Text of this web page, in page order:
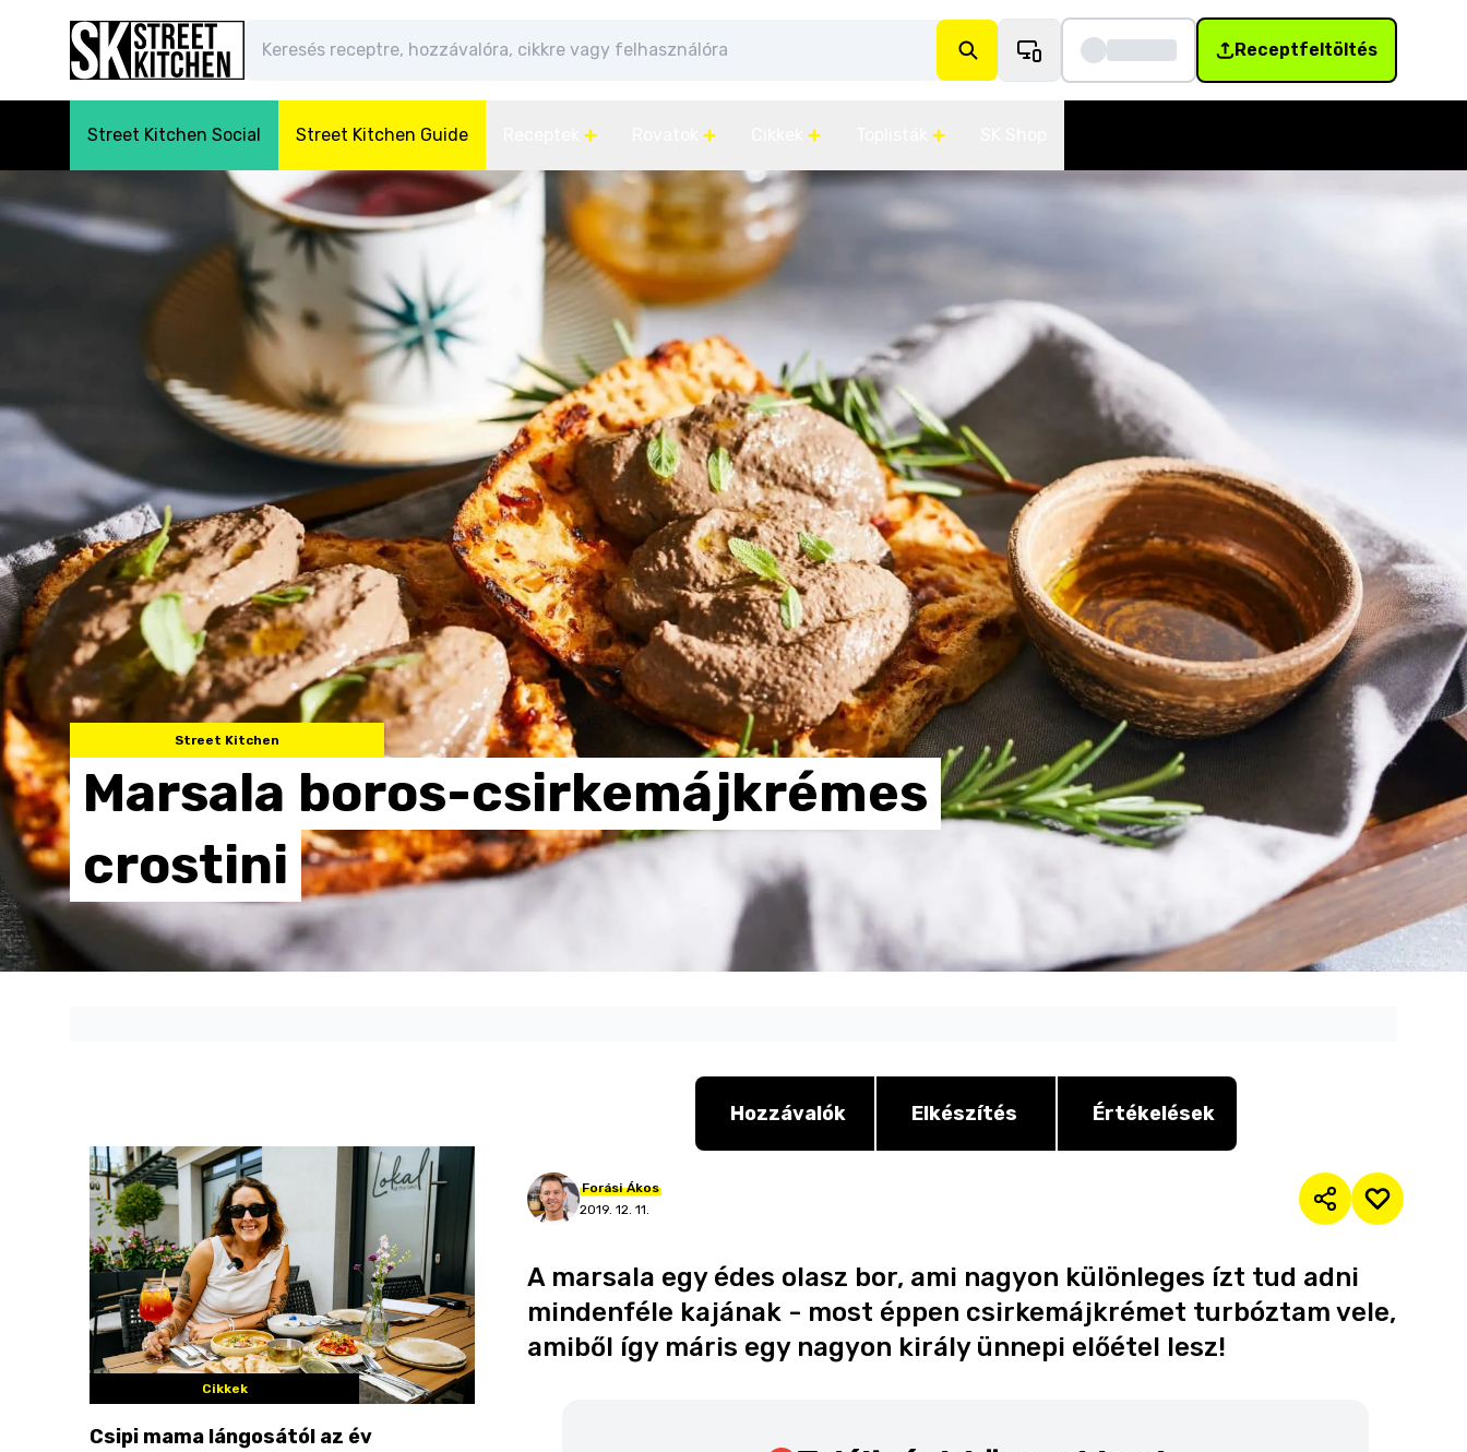
Receptfeltöltés
Street Kitchen Social Street Kitchen Guide
Street Kitchen
Marsala boros-csirkemájkrémes
crostini
Cikkek
Csipi mama lángosától az év
Hozzávalók Elkészítés Értékelések
Forási Ákos
2019. 12. 11.
A marsala egy édes olasz bor, ami nagyon különleges ízt tud adni
mindenféle kajának - most éppen csirkemájkrémet turbóztam vele,
amiből így máris egy nagyon király ünnepi előétel lesz!